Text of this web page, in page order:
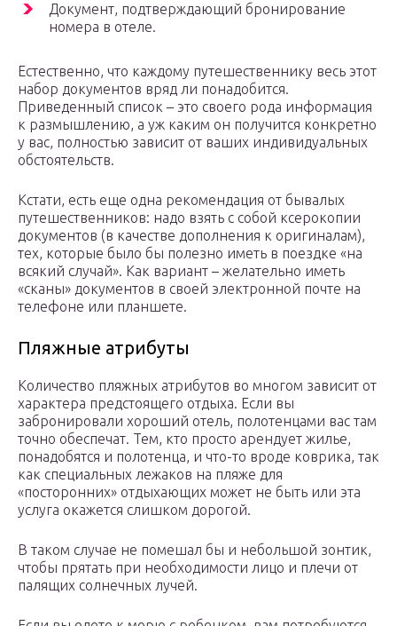
Документ, подтверждающий бронирование
номера в отеле.
Естественно, что каждому путешественнику весь этот
набор документов вряд ли понадобится.
Приведенный список – это своего рода информация
к размышлению, а уж каким он получится конкретно
у вас, полностью зависит от ваших индивидуальных
обстоятельств.
Кстати, есть еще одна рекомендация от бывалых
путешественников: надо взять с собой ксерокопии
документов (в качестве дополнения к оригиналам),
тех, которые было бы полезно иметь в поездке «на
всякий случай». Как вариант – желательно иметь
«сканы» документов в своей электронной почте на
телефоне или планшете.
Пляжные атрибуты
Количество пляжных атрибутов во многом зависит от
характера предстоящего отдыха. Если вы
забронировали хороший отель, полотенцами вас там
точно обеспечат. Тем, кто просто арендует жилье,
понадобятся и полотенца, и что-то вроде коврика, так
как специальных лежаков на пляже для
«посторонних» отдыхающих может не быть или эта
услуга окажется слишком дорогой.
В таком случае не помешал бы и небольшой зонтик,
чтобы прятать при необходимости лицо и плечи от
палящих солнечных лучей.